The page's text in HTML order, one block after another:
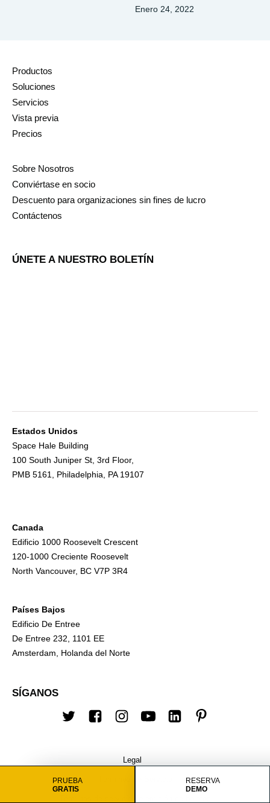
PRUEBA
GRATIS
RESERVA
DEMO
Enero 24, 2022
Productos
Soluciones
Servicios
Vista previa
Precios
Sobre Nosotros
Conviértase en socio
Descuento para organizaciones sin fines de lucro
Contáctenos
ÚNETE A NUESTRO BOLETÍN
Estados Unidos
Space Hale Building
100 South Juniper St, 3rd Floor,
PMB 5161, Philadelphia, PA 19107
Canada
Edificio 1000 Roosevelt Crescent
120-1000 Creciente Roosevelt
North Vancouver, BC V7P 3R4
Países Bajos
Edificio De Entree
De Entree 232, 1101 EE
Amsterdam, Holanda del Norte
SÍGANOS
TwitterFacebookInstagram
YouTubeLinkedIn
Legal